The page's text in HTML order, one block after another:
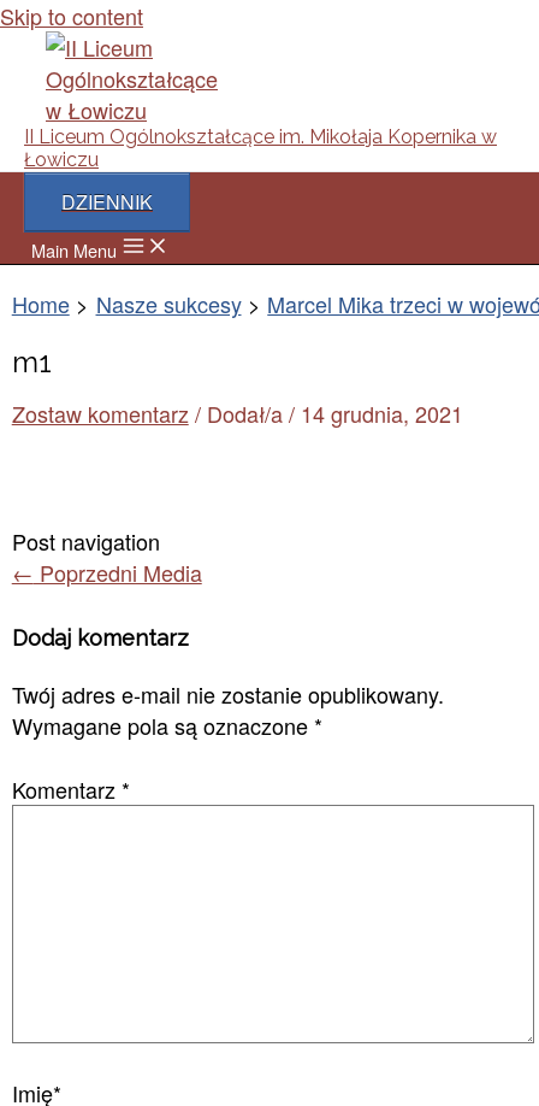
Skip to content
II Liceum Ogólnokształcące im. Mikołaja Kopernika w
Łowiczu
DZIENNIK
Main Menu
Home Nasze sukcesy Marcel Mika trzeci w
m1
Zostaw komentarz / Dodał/a / 14 grudnia, 2021
Post navigation
← Poprzedni Media
Dodaj komentarz
Twój adres e-mail nie zostanie opublikowany.
Wymagane pola są oznaczone *
Komentarz *
Imię*